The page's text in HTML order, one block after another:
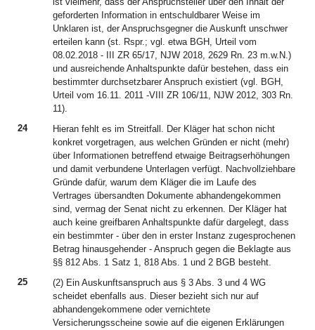
geforderten Information in entschuldbarer Weise im
Unklaren ist, der Anspruchsgegner die Auskunft unschwer
erteilen kann (st. Rspr.; vgl. etwa BGH, Urteil vom
08.02.2018 - III ZR 65/17, NJW 2018, 2629 Rn. 23 m.w.N.)
und ausreichende Anhaltspunkte dafür bestehen, dass ein
bestimmter durchsetzbarer Anspruch existiert (vgl. BGH,
Urteil vom 16.11. 2011 -VIII ZR 106/11, NJW 2012, 303 Rn.
11).
24
Hieran fehlt es im Streitfall. Der Kläger hat schon nicht
konkret vorgetragen, aus welchen Gründen er nicht (mehr)
über Informationen betreffend etwaige Beitragserhöhungen
und damit verbundene Unterlagen verfügt. Nachvollziehbare
Gründe dafür, warum dem Kläger die im Laufe des
Vertrages übersandten Dokumente abhandengekommen
sind, vermag der Senat nicht zu erkennen. Der Kläger hat
auch keine greifbaren Anhaltspunkte dafür dargelegt, dass
ein bestimmter - über den in erster Instanz zugesprochenen
Betrag hinausgehender - Anspruch gegen die Beklagte aus
§§ 812 Abs. 1 Satz 1, 818 Abs. 1 und 2 BGB besteht.
25
(2) Ein Auskunftsanspruch aus § 3 Abs. 3 und 4 WG
scheidet ebenfalls aus. Dieser bezieht sich nur auf
abhandengekommene oder vernichtete
Versicherungsscheine sowie auf die eigenen Erklärungen